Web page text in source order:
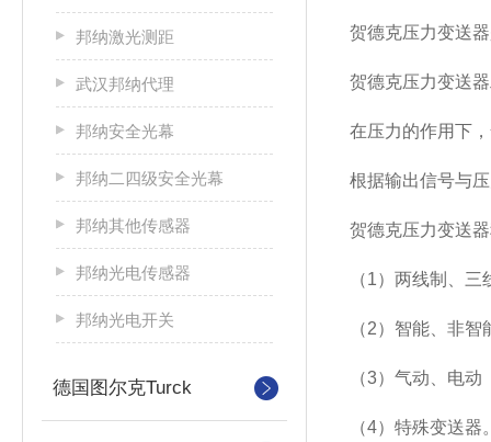
邦纳激光测距
武汉邦纳代理
邦纳安全光幕
邦纳二四级安全光幕
邦纳其他传感器
邦纳光电传感器
邦纳光电开关
德国图尔克Turck
贺德克压力变送
贺德克压力变送
在压力的作用下
根据输出信号与
贺德克压力变送
（1）两线制、
（2）智能、非智
（3）气动、电动
（4）特殊变送